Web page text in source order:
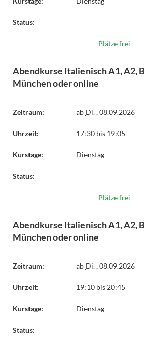
Status:
Plätze frei
Abendkurse Italienisch A1, A2,
München oder online
Zeitraum: ab Di., 08.09.2026
Uhrzeit: 17:30 bis 19:05
Kurstage: Dienstag
Status:
Plätze frei
Abendkurse Italienisch A1, A2,
München oder online
Zeitraum: ab Di., 08.09.2026
Uhrzeit: 19:10 bis 20:45
Kurstage: Dienstag
Status: